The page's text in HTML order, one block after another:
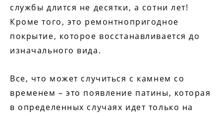
службы длится не десятки, а сотни лет!
Кроме того, это ремонтнопригодное
покрытие, которое восстанавливается до
изначального вида.
Все, что может случиться с камнем со
временем – это появление патины, которая
в определенных случаях идет только на